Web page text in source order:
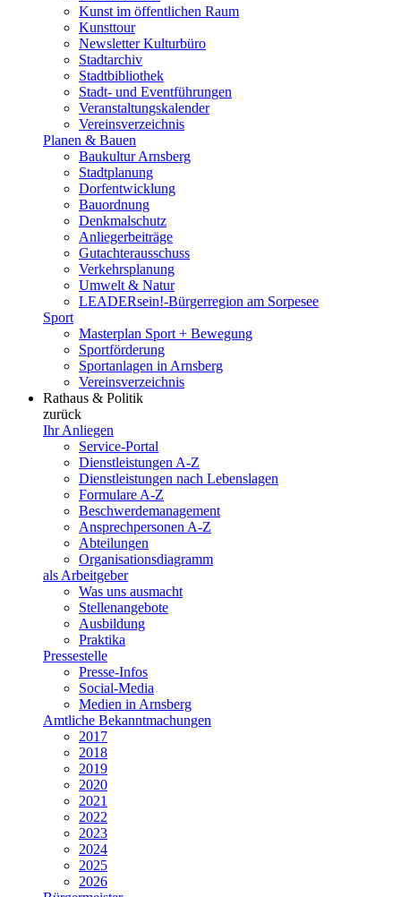
Kunst im öffentlichen Raum
Kunsttour
Newsletter Kulturbüro
Stadtarchiv
Stadtbibliothek
Stadt- und Eventführungen
Veranstaltungskalender
Vereinsverzeichnis
Planen & Bauen
Baukultur Arnsberg
Stadtplanung
Dorfentwicklung
Bauordnung
Denkmalschutz
Anliegerbeiträge
Gutachterausschuss
Verkehrsplanung
Umwelt & Natur
LEADERsein!-Bürgerregion am Sorpesee
Sport
Masterplan Sport + Bewegung
Sportförderung
Sportanlagen in Arnsberg
Vereinsverzeichnis
Rathaus & Politik
zurück
Ihr Anliegen
Service-Portal
Dienstleistungen A-Z
Dienstleistungen nach Lebenslagen
Formulare A-Z
Beschwerdemanagement
Ansprechpersonen A-Z
Abteilungen
Organisationsdiagramm
als Arbeitgeber
Was uns ausmacht
Stellenangebote
Ausbildung
Praktika
Pressestelle
Presse-Infos
Social-Media
Medien in Arnsberg
Amtliche Bekanntmachungen
2017
2018
2019
2020
2021
2022
2023
2024
2025
2026